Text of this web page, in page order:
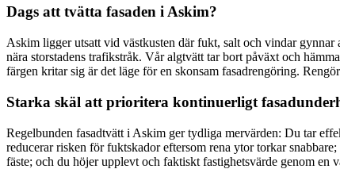
Dags att tvätta fasaden i Askim?
Askim ligger utsatt vid västkusten där fukt, salt och vindar
nära storstadens trafikstråk. Vår algtvätt tar bort påväxt och
färgen kritar sig är det läge för en skonsam fasadrengöring.
Starka skäl att prioritera kontinuerligt
Regelbunden fasadtvätt i Askim ger tydliga mervärden: Du tar
reducerar risken för fuktskador eftersom rena ytor torkar
fäste; och du höjer upplevt och faktiskt fastighetsvärde genom en